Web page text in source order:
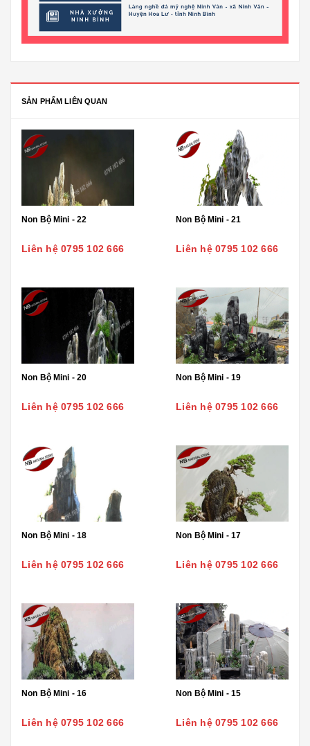
SẢN PHẨM LIÊN QUAN
Non Bộ Mini - 22
Liên hệ 0795 102 666
Non Bộ Mini - 21
Liên hệ 0795 102 666
Non Bộ Mini - 20
Liên hệ 0795 102 666
Non Bộ Mini - 19
Liên hệ 0795 102 666
Non Bộ Mini - 18
Liên hệ 0795 102 666
Non Bộ Mini - 17
Liên hệ 0795 102 666
Non Bộ Mini - 16
Liên hệ 0795 102 666
Non Bộ Mini - 15
Liên hệ 0795 102 666